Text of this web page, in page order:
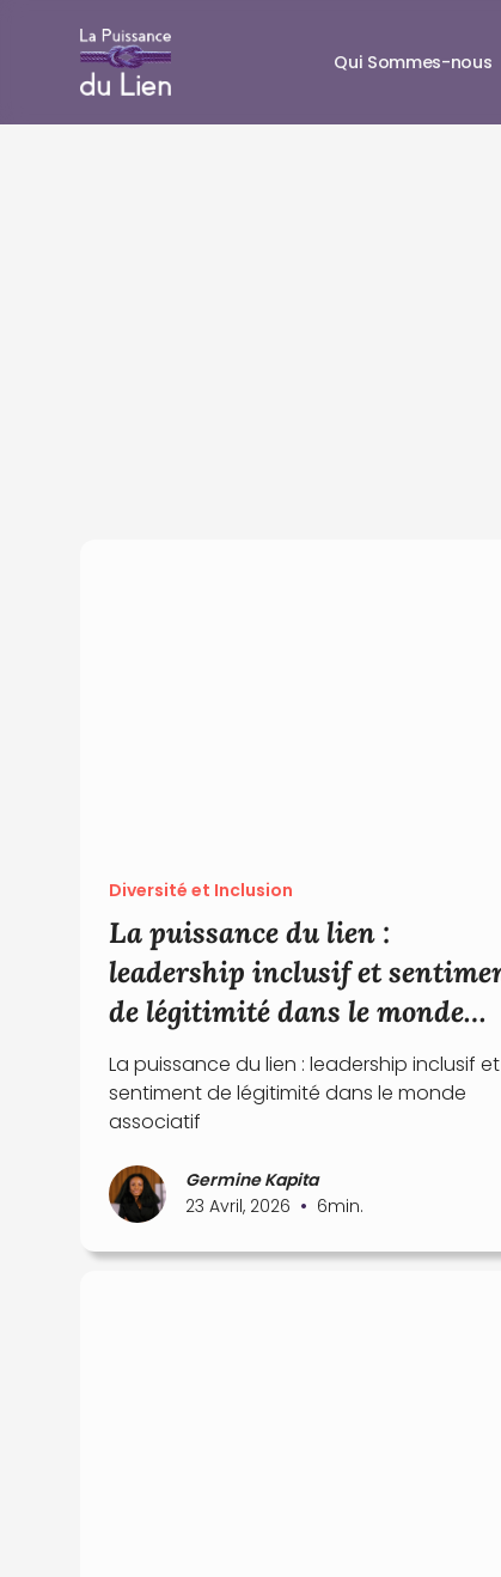
Qui Sommes-nous
Diversité et Inclusion
La puissance du lien :
leadership inclusif et
de légitimité dans le monde
associatif
La puissance du lien : leadership inclusif et
sentiment de légitimité dans le monde
associatif
Germine Kapita
23 Avril, 2026 • 6min.